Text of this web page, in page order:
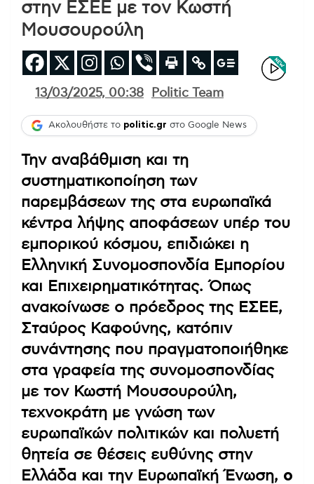
στην ΕΣΕΕ με τον Κωστή
Μουσουρούλη
13/03/2025, 00:38 Politic Team
Ακολουθήστε το politic.gr στο Google News
Την αναβάθμιση και τη
συστηματικοποίηση των
παρεμβάσεων της στα ευρωπαϊκά
κέντρα λήψης αποφάσεων υπέρ του
εμπορικού κόσμου, επιδιώκει η
Ελληνική Συνομοσπονδία Εμπορίου
και Επιχειρηματικότητας. Όπως
ανακοίνωσε ο πρόεδρος της ΕΣΕΕ,
Σταύρος Καφούνης, κατόπιν
συνάντησης που πραγματοποιήθηκε
στα γραφεία της συνομοσπονδίας
με τον Κωστή Μουσουρούλη,
τεχνοκράτη με γνώση των
ευρωπαϊκών πολιτικών και πολυετή
θητεία σε θέσεις ευθύνης στην
Ελλάδα και την Ευρωπαϊκή Ένωση, ο